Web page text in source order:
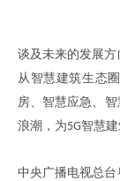
谈及未来的发展方
从智慧建筑生态
房、 智慧应急、
浪潮 ， 为5G智慧
中央广播电视总